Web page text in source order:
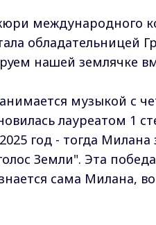
международного
обладательницей
нашей землячке
музыкой с
лауреатом 1
год - тогда
Земли". Эта
сама Милана,